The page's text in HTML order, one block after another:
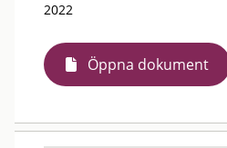
2022
Öppna dokument